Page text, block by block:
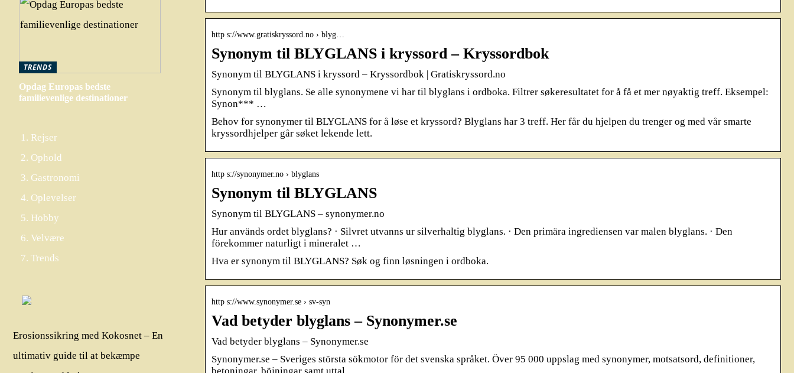
http s://www.gratiskryssord.no › blyg…
Synonym til BLYGLANS i kryssord – Kryssordbok
Synonym til BLYGLANS i kryssord – Kryssordbok | Gratiskryssord.no
Synonym til blyglans. Se alle synonymene vi har til blyglans i ordboka. Filtrer søkeresultatet for å få et mer nøyaktig treff. Eksempel:
Synon*** …
Behov for synonymer til BLYGLANS for å løse et kryssord? Blyglans har 3 treff. Her får du hjelpen du trenger og med vår smarte
kryssordhjelper går søket lekende lett.
http s://synonymer.no › blyglans
Synonym til BLYGLANS
Synonym til BLYGLANS – synonymer.no
Hur används ordet blyglans? · Silvret utvanns ur silverhaltig blyglans. · Den primära ingrediensen var malen blyglans. · Den
förekommer naturligt i mineralet …
Hva er synonym til BLYGLANS? Søk og finn løsningen i ordboka.
http s://www.synonymer.se › sv-syn
Vad betyder blyglans – Synonymer.se
Vad betyder blyglans – Synonymer.se
Synonymer.se – Sveriges största sökmotor för det svenska språket. Över 95 000 uppslag med synonymer, motsatsord, definitioner,
betoningar, böjningar samt uttal.
TRENDS
Opdag Europas bedste
familievenlige destinationer
Rejser
Ophold
Gastronomi
Oplevelser
Hobby
Velvære
Trends
Erosionssikring med Kokosnet – En
ultimativ guide til at bekæmpe